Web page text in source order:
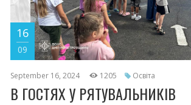
16
09
September 16, 2024 1205 Освіта
В ГОСТЯХ У РЯТУВАЛЬНИКІВ